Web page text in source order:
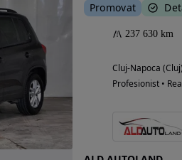
Promovat
237 630 km
Cluj-Napoca (Cluj)
Profesionist •